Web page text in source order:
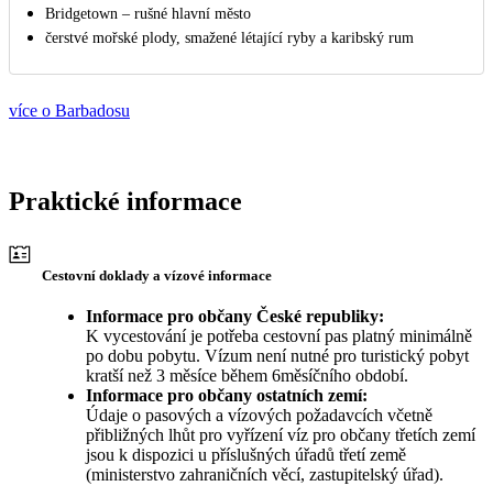
Bridgetown – rušné hlavní město
čerstvé mořské plody, smažené létající ryby a karibský rum
více o Barbadosu
Praktické informace
Cestovní doklady a vízové informace
Informace pro občany České republiky:
K vycestování je potřeba cestovní pas platný minimálně
po dobu pobytu. Vízum není nutné pro turistický pobyt
kratší než 3 měsíce během 6měsíčního období.
Informace pro občany ostatních zemí:
Údaje o pasových a vízových požadavcích včetně
přibližných lhůt pro vyřízení víz pro občany třetích zemí
jsou k dispozici u příslušných úřadů třetí země
(ministerstvo zahraničních věcí, zastupitelský úřad).